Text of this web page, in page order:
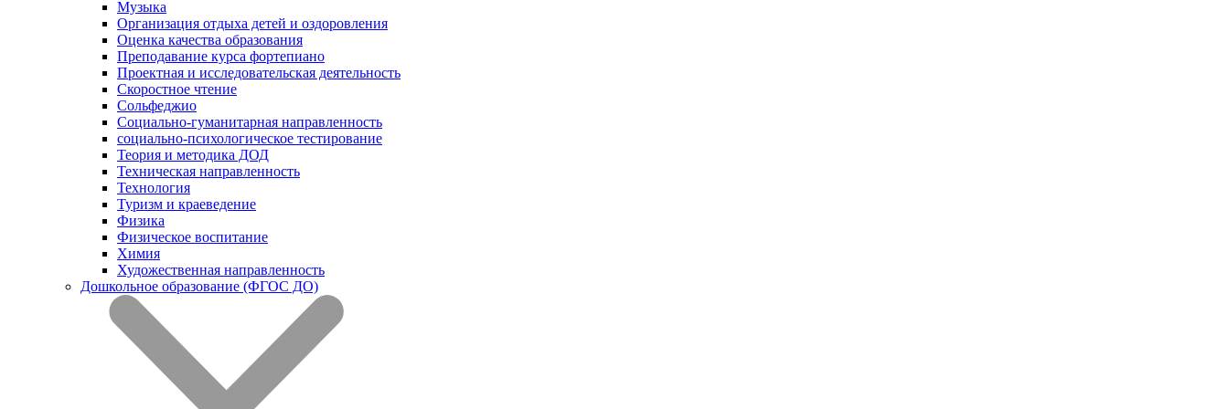
Музыка
Организация отдыха детей и оздоровления
Оценка качества образования
Преподавание курса фортепиано
Проектная и исследовательская деятельность
Скоростное чтение
Сольфеджио
Социально-гуманитарная направленность
социально-психологическое тестирование
Теория и методика ДОД
Техническая направленность
Технология
Туризм и краеведение
Физика
Физическое воспитание
Химия
Художественная направленность
Дошкольное образование (ФГОС ДО)